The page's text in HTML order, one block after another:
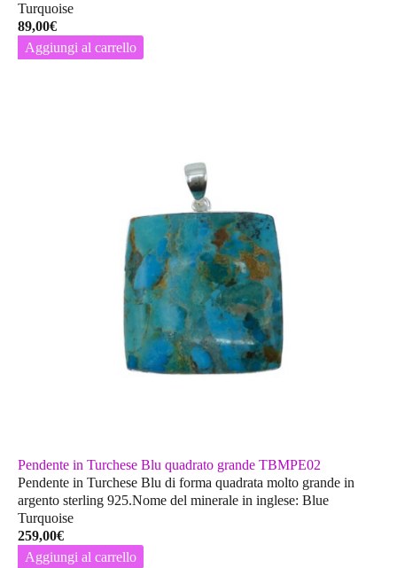
Turquoise
89,00€
Aggiungi al carrello
Pendente in Turchese Blu quadrato grande TBMPE02
Pendente in Turchese Blu di forma quadrata molto grande in
argento sterling 925.Nome del minerale in inglese: Blue
Turquoise
259,00€
Aggiungi al carrello